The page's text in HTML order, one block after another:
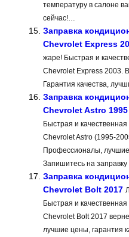
температуру в салоне
сейчас!…
Заправка
Chevrolet Express
жаре! Быстрая и
Chevrolet Express 2003.
Гарантия качества,
Заправка
Chevrolet Astro 1995
Быстрая и
Chevrolet Astro (1995-
Профессионалы, лучшие
Запишитесь на
Заправка
Chevrolet Bolt 2017
Быстрая и
Chevrolet Bolt 2017
лучшие цены, гарантия